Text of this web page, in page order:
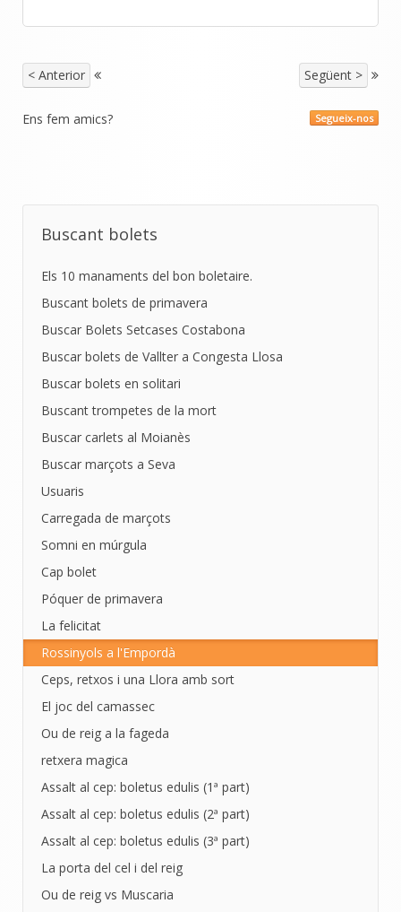
< Anterior Següent >
Segueix-nos
Ens fem amics?
Buscant bolets
Els 10 manaments del bon boletaire.
Buscant bolets de primavera
Buscar Bolets Setcases Costabona
Buscar bolets de Vallter a Congesta Llosa
Buscar bolets en solitari
Buscant trompetes de la mort
Buscar carlets al Moianès
Buscar marçots a Seva
Usuaris
Carregada de marçots
Somni en múrgula
Cap bolet
Póquer de primavera
La felicitat
Rossinyols a l'Empordà
Ceps, retxos i una Llora amb sort
El joc del camassec
Ou de reig a la fageda
retxera magica
Assalt al cep: boletus edulis (1ª part)
Assalt al cep: boletus edulis (2ª part)
Assalt al cep: boletus edulis (3ª part)
La porta del cel i del reig
Ou de reig vs Muscaria